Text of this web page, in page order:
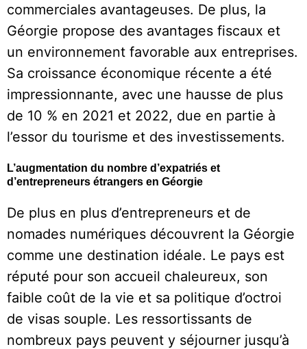
commerciales avantageuses. De plus, la
Géorgie propose des avantages fiscaux et
un environnement favorable aux entreprises.
Sa croissance économique récente a été
impressionnante, avec une hausse de plus
de 10 % en 2021 et 2022, due en partie à
l’essor du tourisme et des investissements.
L’augmentation du nombre d’expatriés et
d’entrepreneurs étrangers en Géorgie
De plus en plus d’entrepreneurs et de
nomades numériques découvrent la Géorgie
comme une destination idéale. Le pays est
réputé pour son accueil chaleureux, son
faible coût de la vie et sa politique d’octroi
de visas souple. Les ressortissants de
nombreux pays peuvent y séjourner jusqu’à